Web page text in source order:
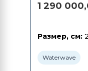
1 290
Размер, см:
Waterwave